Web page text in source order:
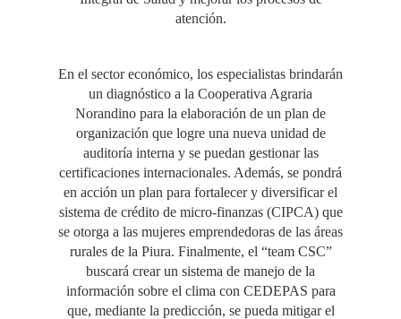
atención.
En el sector económico, los especialistas brindarán
un diagnóstico a la Cooperativa Agraria
Norandino para la elaboración de un plan de
organización que logre una nueva unidad de
auditoría interna y se puedan gestionar las
certificaciones internacionales. Además, se pondrá
en acción un plan para fortalecer y diversificar el
sistema de crédito de micro-finanzas (CIPCA) que
se otorga a las mujeres emprendedoras de las áreas
rurales de la Piura. Finalmente, el “team CSC”
buscará crear un sistema de manejo de la
información sobre el clima con CEDEPAS para
que, mediante la predicción, se pueda mitigar el